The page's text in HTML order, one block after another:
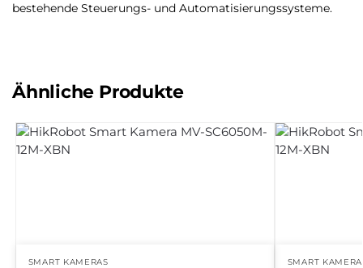
bestehende Steuerungs- und Automatisierungssysteme.
Ähnliche Produkte
SMART KAMERAS SMART